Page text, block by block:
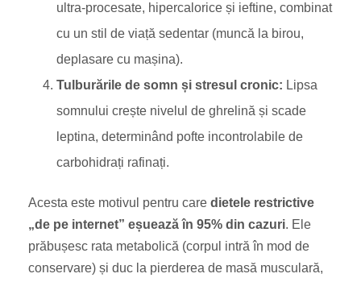
ultra-procesate, hipercalorice și ieftine, combinat
cu un stil de viață sedentar (muncă la birou,
deplasare cu mașina).
Tulburările de somn și stresul cronic: Lipsa
somnului crește nivelul de ghrelină și scade
leptina, determinând pofte incontrolabile de
carbohidrați rafinați.
Acesta este motivul pentru care dietele restrictive
„de pe internet” eșuează în 95% din cazuri. Ele
prăbușesc rata metabolică (corpul intră în mod de
conservare) și duc la pierderea de masă musculară,